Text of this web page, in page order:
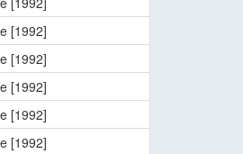
[1992]
[1992]
[1992]
[1992]
[1992]